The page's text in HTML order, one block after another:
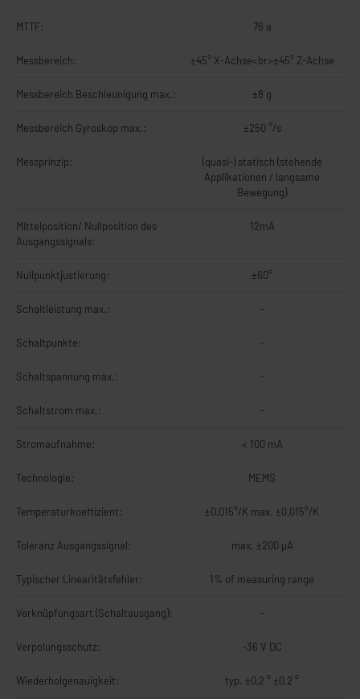
MTTF: 76 a
Messbereich: ±45° X-Achse<br>±45° Z-Achse
Messbereich Beschleunigung max.: ±8 g
Messbereich Gyroskop max.: ±250 °/s
Messprinzip:
(quasi-) statisch (stehende
Applikationen / langsame
Bewegung)
Mittelposition/ Nullposition des
Ausgangssignals:
12mA
Nullpunktjustierung: ±60°
Schaltleistung max.: -
Schaltpunkte: -
Schaltspannung max.: -
Schaltstrom max.: -
Stromaufnahme: < 100 mA
Technologie: MEMS
Temperaturkoeffizient: ±0,015°/K max. ±0,015°/K
Toleranz Ausgangssignal: max. ±200 µA
Typischer Linearitätsfehler: 1% of measuring range
Verknüpfungsart (Schaltausgang): -
Verpolungsschutz: -36 V DC
Wiederholgenauigkeit: typ. ±0,2 ° ±0,2 °